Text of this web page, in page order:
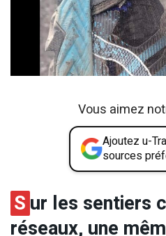
Vous aimez
Ajoutez u-
sources
S ur les sentiers
réseaux, une